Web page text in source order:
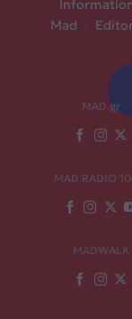
Mad
MAD.gr
MAD RADIO
MADWALK